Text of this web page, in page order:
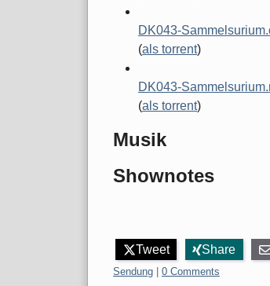
DK043-
(als torrent)
DK043-
(als torrent)
Musik
Shownotes
Tweet Share
Categories:
Sendung
0 Comments